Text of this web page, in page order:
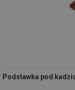
Podstawka pod